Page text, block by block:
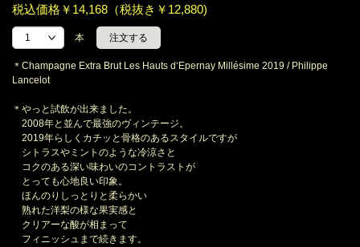
税込価格￥14,168（税抜き￥12,880)
本
＊Champagne Extra Brut Les Hauts d‘Epernay Millésime 2019 / Philippe
Lancelot
＊やっと試飲が出来ました。
2008年と並んで最強のヴィンテージ。
2019年らしくカチッと骨格のあるスタイルですが
シトラスやミントのような冷涼さと
コクのある深い味わいのコントラストが
とっても心地良い印象。
ほんのりしっとりと柔らかい
熟れた洋梨の様な果実感と
クリアーな酸が相まって
フィニッシュまで続きます。